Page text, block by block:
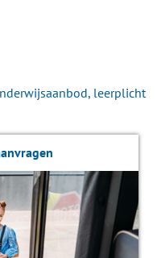
leerplicht